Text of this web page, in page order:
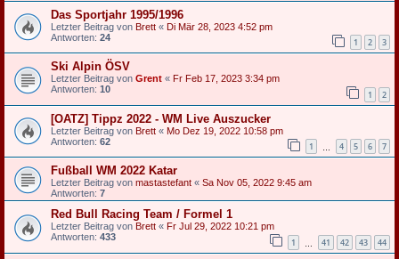
Das Sportjahr 1995/1996
Letzter Beitrag von Brett « Di Mär 28, 2023 4:52 pm
Antworten: 24 1 2 3
Ski Alpin ÖSV
Letzter Beitrag von Grent « Fr Feb 17, 2023 3:34 pm
Antworten: 10 1 2
[OATZ] Tippz 2022 - WM Live Auszucker
Letzter Beitrag von Brett « Mo Dez 19, 2022 10:58 pm
Antworten: 62 1 4 5 6 7
Fußball WM 2022 Katar
Letzter Beitrag von mastastefant « Sa Nov 05, 2022 9:45 am
Antworten: 7
Red Bull Racing Team / Formel 1
Letzter Beitrag von Brett « Fr Jul 29, 2022 10:21 pm
Antworten: 433 1 41 42 43 44